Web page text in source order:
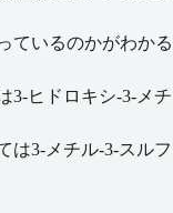
ているのかがわかる
3-ヒドロキシ-3-メチ
は3-メチル-3-スルフ